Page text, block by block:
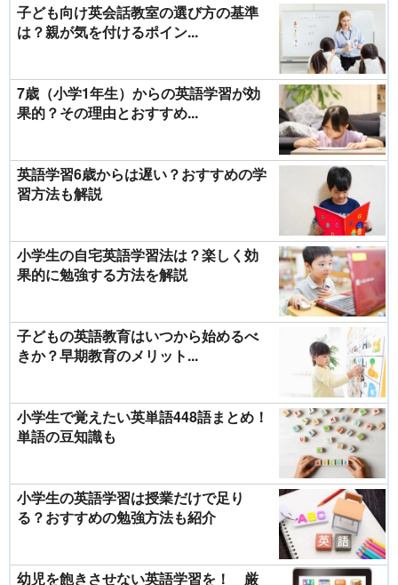
子ども向け英会話教室の選び方の基準
は？親が気を付けるポイン...
7歳（小学1年生）からの英語学習が効
果的？その理由とおすすめ...
英語学習6歳からは遅い？おすすめの学
習方法も解説
小学生の自宅英語学習法は？楽しく効
果的に勉強する方法を解説
子どもの英語教育はいつから始めるべ
きか？早期教育のメリット...
小学生で覚えたい英単語448語まとめ！
単語の豆知識も
小学生の英語学習は授業だけで足り
る？おすすめの勉強方法も紹介
幼児を飽きさせない英語学習を！ 厳